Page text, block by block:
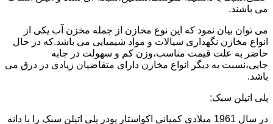
می باشند.
می توان بیان نمود که این نوع مخازن از جمله مخزن آب یکی از
انواع مخازن نگهداری سیالات و مواد شیمیایی می باشد.که در حال
حاضر به علت قیمت مناسب،وزن کم و سهولت در جابه
جایی،نسبت به دیگر انواع مخازن دارای متقاضیان زیادی در درق می
باشد.
پلی اتیلن سبک:
در سال 1961 میلادی کمپانی اکواستار پودر پلی اتیلن سبک را با دانه